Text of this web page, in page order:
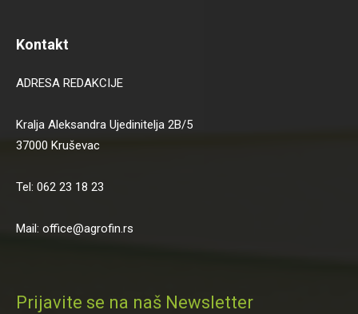
Kontakt
ADRESA REDAKCIJE
Kralja Aleksandra Ujedinitelja 2B/5
37000 Kruševac
Tel: 062 23 18 23
Mail: office@agrofin.rs
Prijavite se na naš Newsletter